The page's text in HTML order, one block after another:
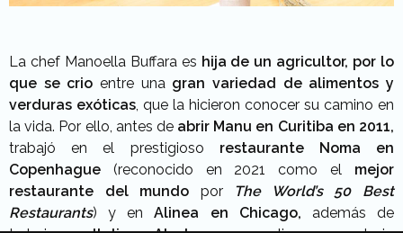
La chef Manoella Buffara es hija de un agricultor, por lo
que se crio entre una gran variedad de alimentos y
verduras exóticas, que la hicieron conocer su camino en
la vida. Por ello, antes de abrir Manu en Curitiba en 2011,
trabajó en el prestigioso restaurante Noma en
Copenhague (reconocido en 2021 como el mejor
restaurante del mundo por The World’s 50 Best
Restaurants) y enAlinea en Chicago, además de